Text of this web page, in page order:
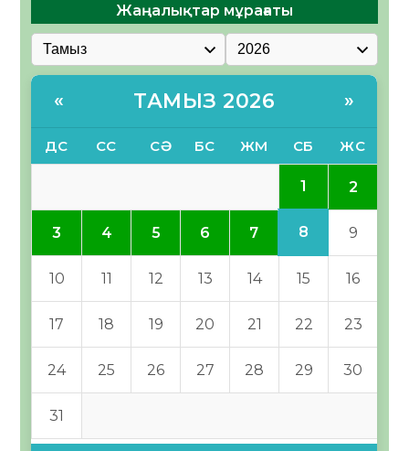
Жаңалықтар мұрағаты
« ТАМЫЗ 2026 »
ДС СС СӘ БС ЖМ СБ ЖС
1 2
3 4 5 6 7 8 9
10 11 12 13 14 15 16
17 18 19 20 21 22 23
24 25 26 27 28 29 30
31